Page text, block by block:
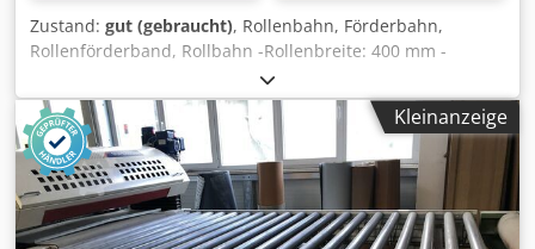
Zustand: gut (gebraucht), Rollenbahn, Förderbahn,
Rollenförderband, Rollbahn -Rollenbreite: 400 mm -
Förderlänge: 2000 mm -Durchmesser Rolle: 50 mm -
Achsabstand. 100 mm Cjdpfx Amsb A Rubs Toha -Höhe:
300 mm -angetrieben: über Flachriemen -ohne:
Flachriehmen -Abmessungen: 2000/520/H300 mm -
Gewicht: 90 kg
Kleinanzeige